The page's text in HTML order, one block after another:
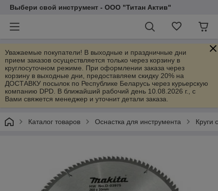
Выбери свой инструмент - ООО "Титан Актив"
Уважаемые покупатели! В выходные и праздничные дни
прием заказов осуществляется только через корзину в
круглосуточном режиме. При оформлении заказа через
корзину в выходные дни, предоставляем скидку 20% на
ДОСТАВКУ посылок по Республике Беларусь через курьерскую
компанию DPD. В ближайший рабочий день 10.08.2026 г., с
Вами свяжется менеджер и уточнит детали заказа.
Каталог товаров Оснастка для инструмента Круги